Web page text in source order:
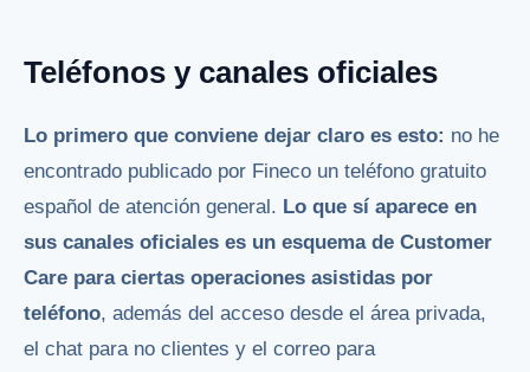
Teléfonos y canales oficiales
Lo primero que conviene dejar claro es esto: no he
encontrado publicado por Fineco un teléfono gratuito
español de atención general. Lo que sí aparece en
sus canales oficiales es un esquema de Customer
Care para ciertas operaciones asistidas por
teléfono, además del acceso desde el área privada,
el chat para no clientes y el correo para